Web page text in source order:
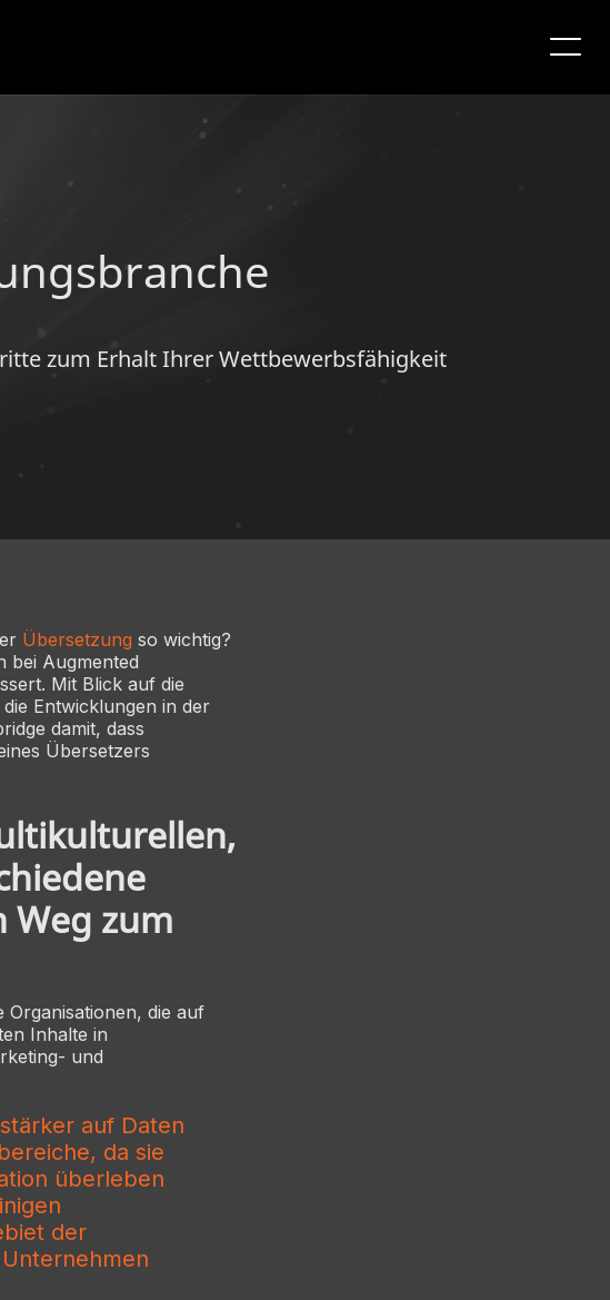
zum Erhalt Ihrer Wettbewerbsfähigkeit
Übersetzung so wichtig?
bei Augmented
Mit Blick auf die
Entwicklungen in der
damit, dass
Übersetzers
Weg zum
die auf
Inhalte in
und
auf Daten
da sie
überleben
der